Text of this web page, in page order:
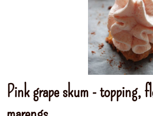
Pink grape skum - topping,